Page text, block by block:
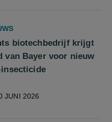
biotechbedrijf krijgt
van Bayer voor nieuw
JUNI 2026